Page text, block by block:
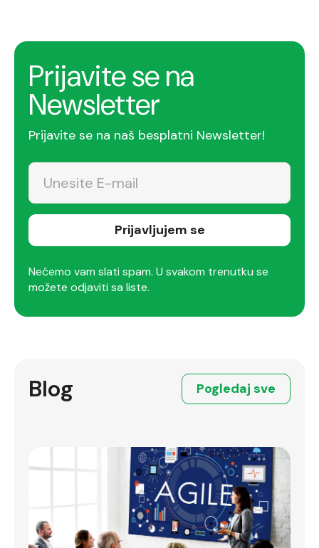
Prijavite se na
Newsletter
Prijavite se na naš besplatni Newsletter!
Prijavljujem se
Nećemo vam slati spam. U svakom trenutku se
možete odjaviti sa liste.
Blog Pogledaj sve